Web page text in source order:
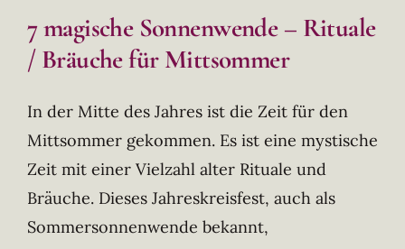
7 magische Sonnenwende – Rituale
/ Bräuche für Mittsommer
In der Mitte des Jahres ist die Zeit für den
Mittsommer gekommen. Es ist eine mystische
Zeit mit einer Vielzahl alter Rituale und
Bräuche. Dieses Jahreskreisfest, auch als
Sommersonnenwende bekannt,